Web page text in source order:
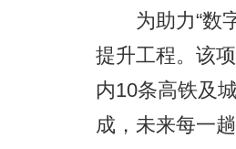
为助力“数字
提升工程。该
内10条高铁及
成，未来每一